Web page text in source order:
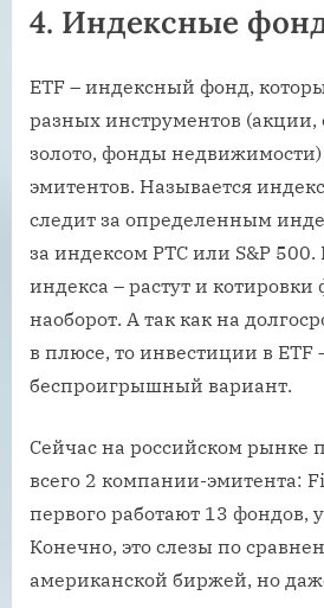
4. Индексные
ETF – индексный фонд,
разных инструментов (акции,
золото, фонды недвижимости)
эмитентов. Называется
следит за определенным
за индексом РТС или S&P 500.
индекса – растут и
наоборот. А так как на
в плюсе, то инвестиции в ETF
беспроигрышный вариант.
Сейчас на российском рынке
всего 2 компании-эмитента:
первого работают 13 фондов, у
Конечно, это слезы по
американской биржей, но